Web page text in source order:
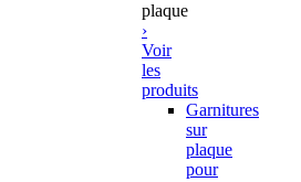
plaque
›
Voir
les
produits
Garnitures
sur
plaque
pour